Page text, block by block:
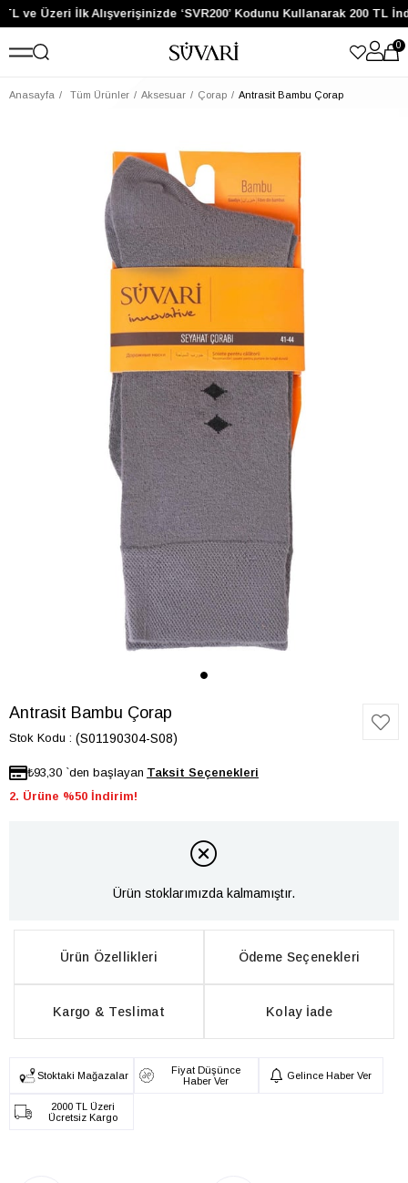
ve Üzeri İlk Alışverişinizde ‘SVR200’ Kodunu Kullanarak 200 TL
0
Anasayfa Tüm Ürünler Aksesuar Çorap Antrasit Bambu Çorap
Antrasit Bambu Çorap
Stok Kodu (S01190304-S08)
₺93,30 `den başlayan
2. Ürüne %50 İndirim!
Ürün stoklarımızda kalmamıştır.
Ürün Özellikleri Ödeme Seçenekleri
Kargo & Teslimat Kolay İade
Stoktaki Mağazalar
Fiyat Düşünce
Haber Ver
Gelince Haber Ver
2000 TL Üzeri
Ücretsiz Kargo